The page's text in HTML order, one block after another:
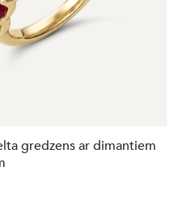
gredzens ar dimantiem